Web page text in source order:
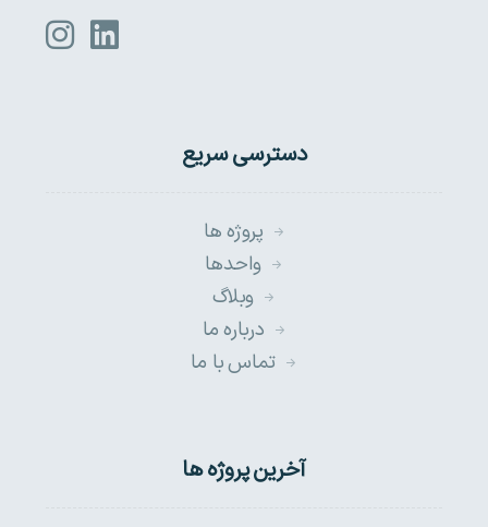
دسترسی سریع
پروژه ها
واحدها
وبلاگ
درباره ما
تماس با ما
آخرین پروژه ها